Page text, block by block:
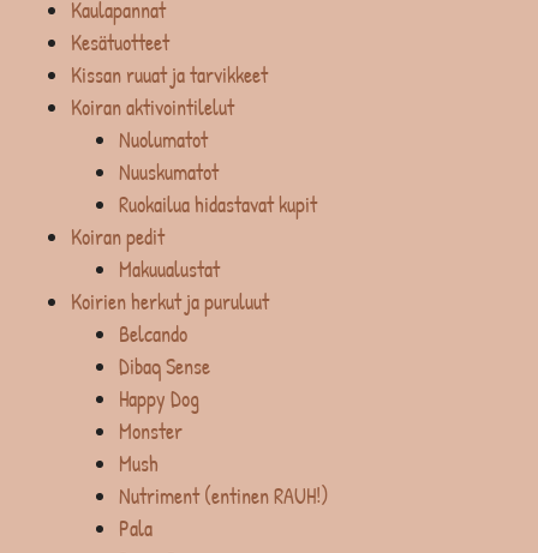
Kaulapannat
Kesätuotteet
Kissan ruuat ja tarvikkeet
Koiran aktivointilelut
Nuolumatot
Nuuskumatot
Ruokailua hidastavat kupit
Koiran pedit
Makuualustat
Koirien herkut ja puruluut
Belcando
Dibaq Sense
Happy Dog
Monster
Mush
Nutriment (entinen RAUH!)
Pala